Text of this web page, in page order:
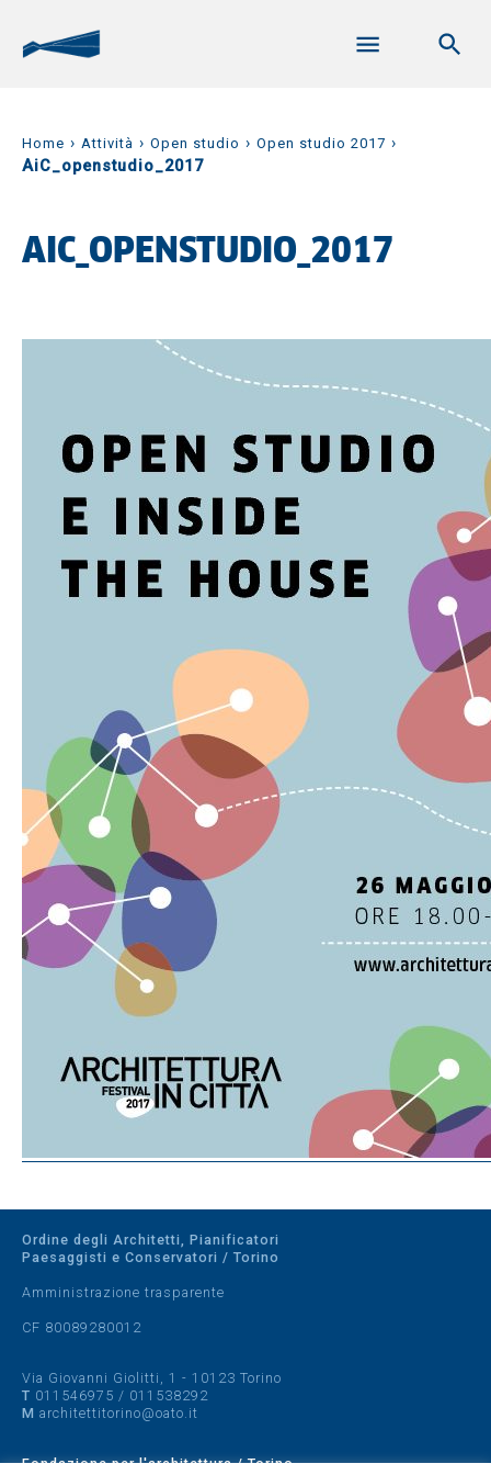
Home › Attività › Open studio › Open studio 2017 ›
AiC_openstudio_2017
AIC_OPENSTUDIO_2017
Ordine degli Architetti, Pianificatori
Paesaggisti e Conservatori / Torino
Amministrazione trasparente
CF 80089280012
Via Giovanni Giolitti, 1 - 10123 Torino
T 011546975 / 011538292
M architettitorino@oato.it
Fondazione per l'architettura / Torino